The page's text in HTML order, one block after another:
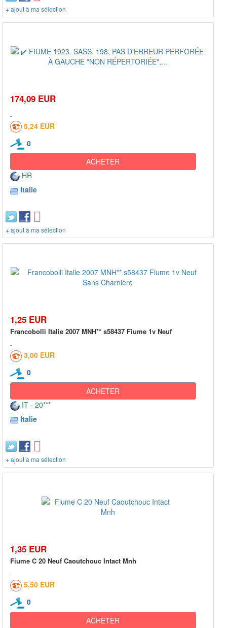
+ ajout à ma sélection
174,09 EUR
5,24 EUR
0
ACHETER
HR
Italie
+ ajout à ma sélection
1,25 EUR
Francobolli Italie 2007 MNH** s58437 Fiume 1v Neuf
3,00 EUR
0
ACHETER
IT - 20***
Italie
+ ajout à ma sélection
1,35 EUR
Fiume C 20 Neuf Caoutchouc Intact Mnh
5,50 EUR
0
ACHETER